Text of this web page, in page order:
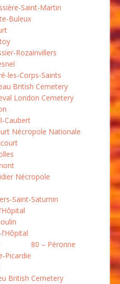
Saint-Martin
Buleux
Rozainvillers
les-Corps-Saints
British Cemetery
London Cemetery
Caubert
Nécropole Nationale
Nécropole
Saint-Saturnin
80 – Péronne
Picardie
British Cemetery